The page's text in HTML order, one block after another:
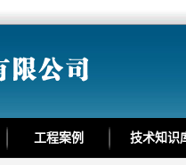
工程案例 技术知识